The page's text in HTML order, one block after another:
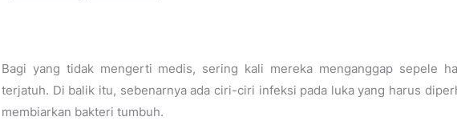
Bagi yang tidak mengerti medis, sering kali mereka menganggap sepele
terjatuh. Di balik itu, sebenarnya ada ciri-ciri infeksi pada luka yang harus
membiarkan bakteri tumbuh.